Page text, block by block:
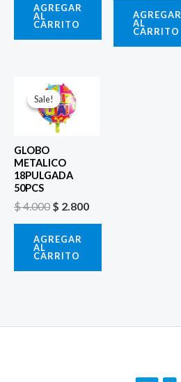
AGREGAR
AL
CARRITO
AGREGAR
AL
CARRITO
Sale!
Sale!
GLOBO
METALICO
18PULGADA
50PCS
$4.000
El
precio
original
era:
$ 2.800
AGREGAR
AL
CARRITO